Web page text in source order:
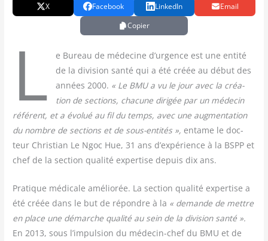
X Facebook LinkedIn
Email
Copier
L
e Bureau de méde­cine d’urgence est une enti­té
de la divi­sion san­té qui a été créée au début des
années 2000. « Le BMU a vu le jour avec la créa­
tion de sec­tions, cha­cune diri­gée par un méde­cin
réfé­rent, et a évo­lué au fil du temps, avec une aug­men­ta­tion
du nombre de sec­tions et de sous-enti­tés », entame le doc­
teur Chris­tian Le Ngoc Hue, 31 ans d’expérience à la BSPP et
chef de la sec­tion qua­li­té exper­tise depuis dix ans.
Pra­tique médi­cale amé­lio­rée. La sec­tion qua­li­té exper­tise a
été créée dans le but de répondre à la « demande de mettre
en place une démarche qua­li­té au sein de la divi­sion san­té ».
En 2013, sous l’impulsion du méde­cin-chef du BMU et de